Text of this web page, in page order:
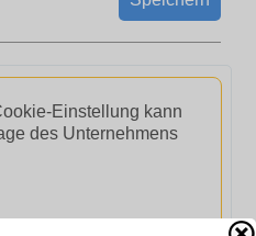
Einstellung kann
des Unternehmens